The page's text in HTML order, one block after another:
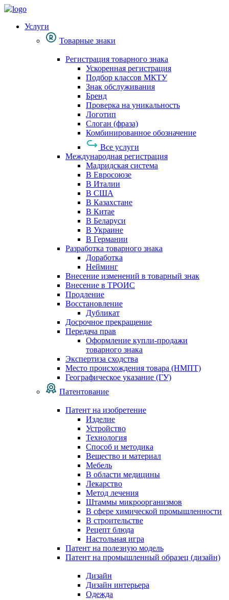
Услуги
Товарные знаки
Регистрация товарного знака
Ускоренная регистрация
Подбор классов МКТУ
Знак обслуживания
Бренд
Проверка на уникальность
Логотип
Слоган (фраза)
Комбинированное обозначение
Все услуги
Международная регистрация
Мадридская система
В Евросоюзе
В Италии
В США
В Казахстане
В Китае
В Беларуси
В Украине
В Германии
Разработка товарного знака
Доработка
Нейминг
Внесение изменений в товарный знак
Внесение в ТРОИС
Продление
Восстановление
Дубликат
Досрочное прекращение
Передача прав
Оформление купли-продажи
товарного знака
Экспертиза сходства
Место происхождения товара (НМПТ)
Географическое указание (ГУ)
Патентование
Патент на изобретение
Изделие
Устройство
Технология
Способ и методика
Вещество и материал
Мебель
В области медицины
Лекарство
Метод лечения
Штаммы микроорганизмов
В сфере химической промышленности
В строительстве
Рецепт блюда
Настольная игра
Патент на полезную модель
Патент на промышленный образец (дизайн)
Дизайн
Дизайн интерьера
Одежда